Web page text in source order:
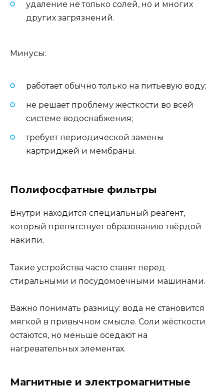
удаление не только солей, но и многих
других загрязнений.
Минусы:
работает обычно только на питьевую воду;
не решает проблему жёсткости во всей
системе водоснабжения;
требует периодической замены
картриджей и мембраны.
Полифосфатные фильтры
Внутри находится специальный реагент,
который препятствует образованию твёрдой
накипи.
Такие устройства часто ставят перед
стиральными и посудомоечными машинами.
Важно понимать разницу: вода не становится
мягкой в привычном смысле. Соли жёсткости
остаются, но меньше оседают на
нагревательных элементах.
Магнитные и электромагнитные